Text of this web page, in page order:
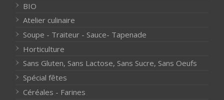
BIO
Atelier culinaire
Soupe - Traiteur - Sauce- Tapenade
Horticulture
Sans Gluten, Sans Lactose, Sans Sucre, Sans Oeufs
Spécial fêtes
Céréales - Farines